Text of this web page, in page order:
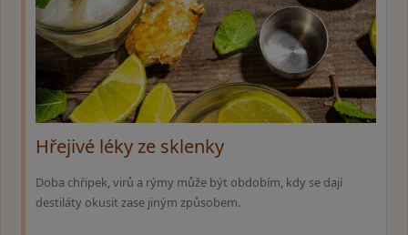
Hřejivé léky ze sklenky
Doba chřipek, virů a rýmy může být obdobím, kdy se dají
destiláty okusit zase jiným způsobem.